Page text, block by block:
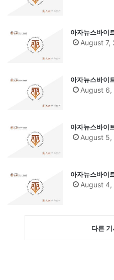
아자뉴스바
August 7,
아자뉴스바
August 6,
아자뉴스바
August 5,
아자뉴스바
August 4,
다른